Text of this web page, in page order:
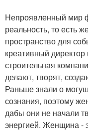
Непроявленный мир
реальность, то есть
пространство для
креативный
строительная
делают, творят,
Раньше знали о
сознания, поэтому
дабы они не начали
энергией. Женщина -